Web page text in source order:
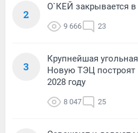
2
О`КЕЙ закрывается в
9 666 23
3
Крупнейшая
Новую ТЭЦ построят
2028 году
8 047 25